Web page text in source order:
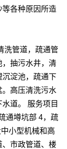
等各种原因所造
洗管道，疏通管
抽污水井，清
淀池，疏通下
高压清洗污水
道。 服务项目
通墫坑部 4，疏
小型机械和高
、市政管道、楼